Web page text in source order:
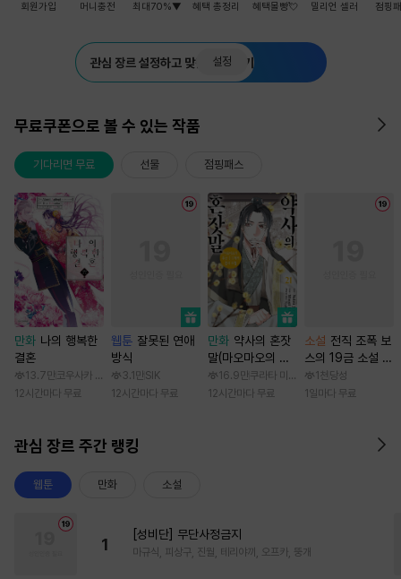
회원가입 머니충전 최대70%▼ 혜택 총정리 혜택몰빵💘 밀리언 셀러 점핑
관심 장르 설정하고 맞춤 추천 받기
설정
무료쿠폰으로 볼 수 있는 작품
기다리면 무료 선물 점핑패스
만화 나의 행복한
결혼
13.7만 코우사카 리토 / 아기토기 아쿠미
12시간마다 무료
웹툰 잘못된 연애
방식
3.1만 SIK
12시간마다 무료
만화 약사의 혼잣
말(마오마오의 후
궁 수수께끼 풀이
수첩)
16.9만 쿠라타 미노지 / 휴우가 나츠
12시간마다 무료
소설 전직 조폭 보
스의 19금 소설 속
가정부 빙의기
1천 당성
1일마다 무료
관심 장르 주간 랭킹
웹툰 만화 소설
1
[성비단] 무단사정금지
마규식, 피상구, 진월, 테리야끼, 오프카, 뚱개